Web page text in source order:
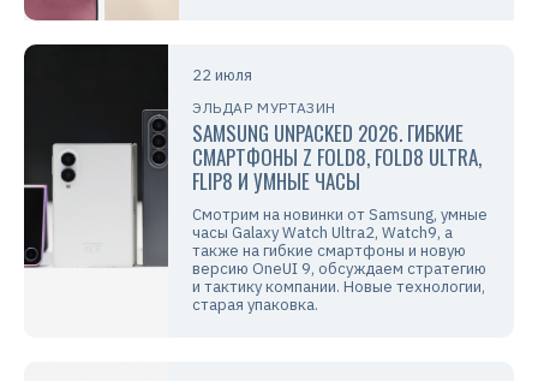
22 июля
ЭЛЬДАР МУРТАЗИН
SAMSUNG UNPACKED 2026. ГИБКИЕ
СМАРТФОНЫ Z FOLD8, FOLD8 ULTRA,
FLIP8 И УМНЫЕ ЧАСЫ
Смотрим на новинки от Samsung, умные
часы Galaxy Watch Ultra2, Watch9, а
также на гибкие смартфоны и новую
версию OneUI 9, обсуждаем стратегию
и тактику компании. Новые технологии,
старая упаковка.